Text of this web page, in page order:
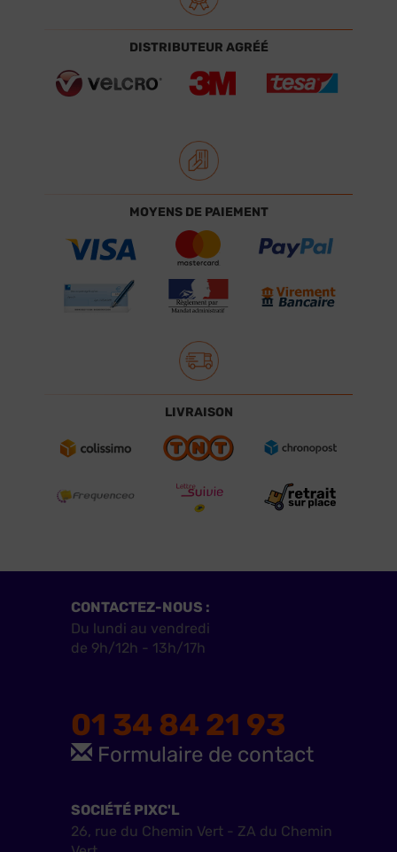
DISTRIBUTEUR AGRÉÉ
MOYENS DE PAIEMENT
LIVRAISON
CONTACTEZ-NOUS :
Du lundi au vendredi
de 9h/12h - 13h/17h
01 34 84 21 93
Formulaire de contact
SOCIÉTÉ PIXC'L
26, rue du Chemin Vert - ZA du Chemin